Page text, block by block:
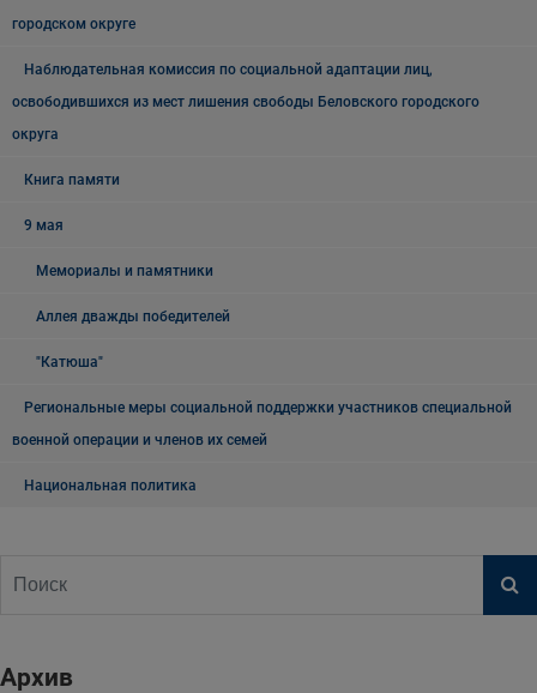
городском округе
Наблюдательная комиссия по социальной адаптации лиц,
освободившихся из мест лишения свободы Беловского городского
округа
Книга памяти
9 мая
Мемориалы и памятники
Аллея дважды победителей
"Катюша"
Региональные меры социальной поддержки участников специальной
военной операции и членов их семей
Национальная политика
Архив